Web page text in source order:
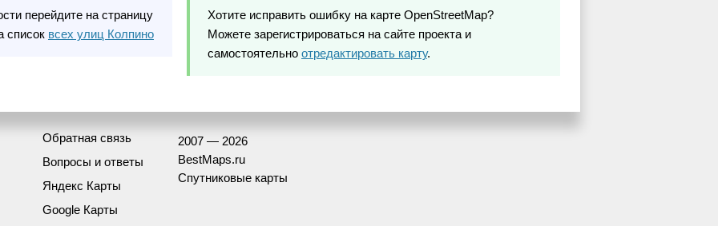
перейдите на страницу
список всех улиц Колпино
Хотите исправить ошибку на карте OpenStreetMap?
Можете зарегистрироваться на сайте проекта и
самостоятельно отредактировать карту.
Обратная связь
Вопросы и ответы
Яндекс Карты
Google Карты
2007 — 2026
BestMaps.ru
Спутниковые карты